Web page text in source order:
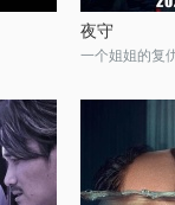
夜守
一个姐姐的复